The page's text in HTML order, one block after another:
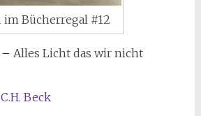
im Bücherregal #12
– Alles Licht das wir nicht
C.H. Beck